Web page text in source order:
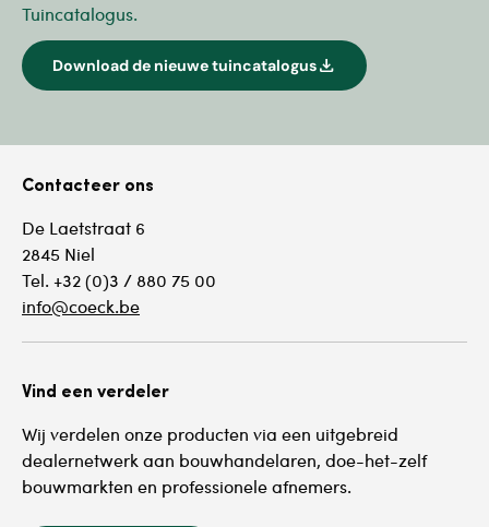
Tuincatalogus.
Download de nieuwe tuincatalogusdownload
Contacteer ons
De Laetstraat 6
2845 Niel
Tel. +32 (0)3 / 880 75 00
info@coeck.be
Vind een verdeler
Wij verdelen onze producten via een uitgebreid
dealernetwerk aan bouwhandelaren, doe-het-zelf
bouwmarkten en professionele afnemers.